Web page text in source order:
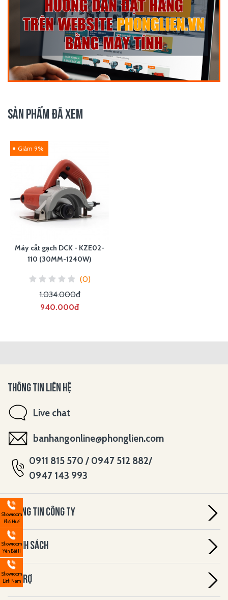
Showroom
Phố Huế
Showroom
Yên Bái II
Showroom
Lĩnh Nam
SẢN PHẨM ĐÃ XEM
Giảm 9%
Máy cắt gạch DCK - KZE02-
110 (30MM-1240W)
(0)
1.034.000đ
940.000đ
THÔNG TIN LIÊN HỆ
Live chat
banhangonline@phonglien.com
0911 815 570 / 0947 512 882/
0947 143 993
THÔNG TIN CÔNG TY
CHÍNH SÁCH
HỖ TRỢ